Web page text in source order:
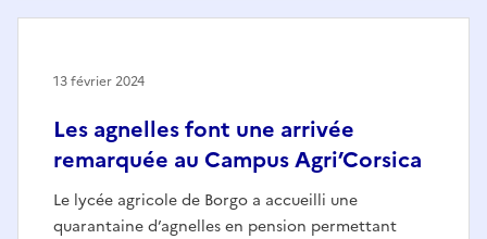
Les agnelles font une arrivée
remarquée au Campus Agri’Corsica
Le lycée agricole de Borgo a accueilli une
quarantaine d’agnelles en pension permettant
13 février 2024